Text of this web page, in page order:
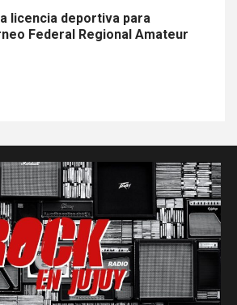
licencia deportiva para
Federal Regional Amateur